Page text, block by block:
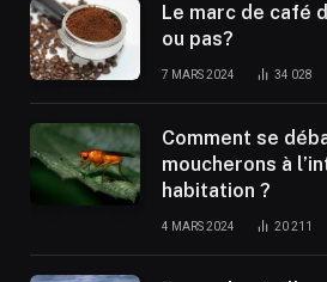
Le marc de café
ou pas?
7 MARS 2024 34 028
Comment se
moucherons à
habitation ?
4 MARS 2024 20 211